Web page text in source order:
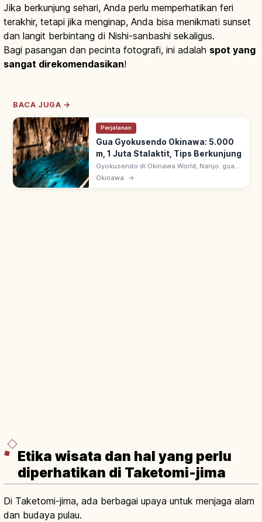
Jika berkunjung sehari, Anda perlu memperhatikan feri
terakhir, tetapi jika menginap, Anda bisa menikmati sunset
dan langit berbintang di Nishi-sanbashi sekaligus.
Bagi pasangan dan pecinta fotografi, ini adalah spot yang
sangat direkomendasikan!
BACA JUGA →
Perjalanan
Gua Gyokusendo Okinawa: 5.000
m, 1 Juta Stalaktit, Tips Berkunjung
Gyokusendo di Okinawa World, Nanjo: gua
kapur ~5.000 m dengan 1+ juta stalaktit.
Okinawa →
Etika wisata dan hal yang perlu
diperhatikan di Taketomi-jima
Di Taketomi-jima, ada berbagai upaya untuk menjaga alam
dan budaya pulau.